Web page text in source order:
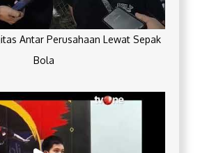
Antar Perusahaan Lewat Sepak
Bola